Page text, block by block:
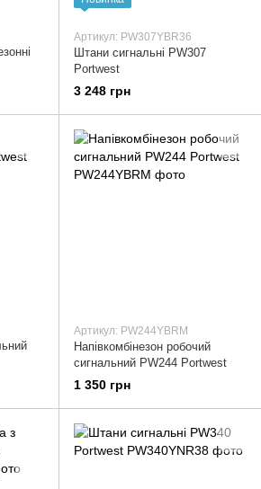
Артикул: PW307YBR36
Штани сигнальні PW307
Portwest
3 248 грн
Артикул: PW244YBRM
Напівкомбінезон робочий
сигнальний PW244 Portwest
1 350 грн